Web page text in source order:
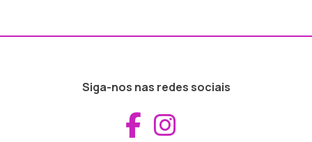
Siga-nos nas redes sociais
Aceder ao